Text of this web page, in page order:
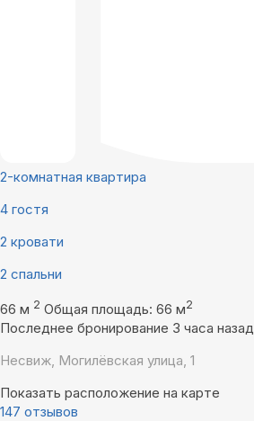
2-комнатная квартира
4 гостя
2 кровати
2 спальни
66 м 2 Общая площадь: 66 м2
Последнее бронирование 3 часа назад
Несвиж, Могилёвская улица, 1
Показать расположение на карте
147 отзывов